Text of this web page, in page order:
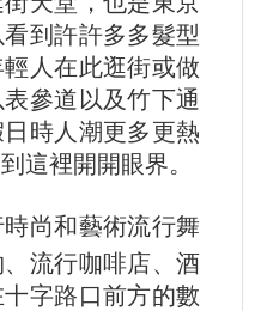
到許許多多髮型
人在此逛街或做
參道以及竹下通
時人潮更多更熱
這裡開開眼界。
時尚和藝術流行舞
流行咖啡店、酒
字路口前方的數